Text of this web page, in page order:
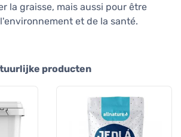
la graisse, mais aussi pour être
et de la santé.
producten